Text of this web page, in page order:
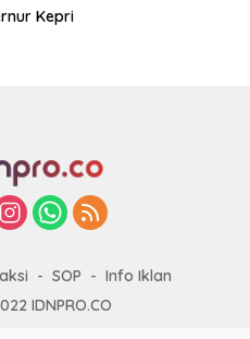
Kepri
SOP
Info Iklan
IDNPRO.CO